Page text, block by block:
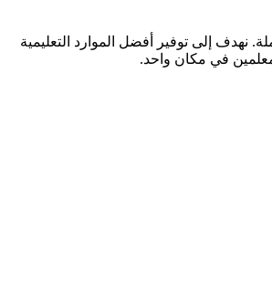
نهدف إلى توفير أفضل الموارد التعليمية
في مكان واحد.